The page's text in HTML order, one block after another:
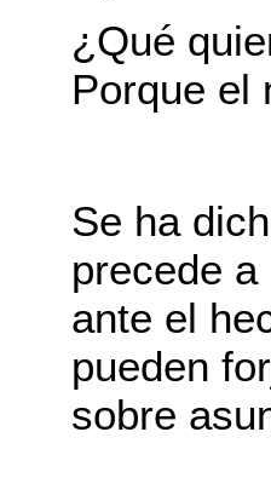
¿Qué
Porque el
Se ha
precede
ante el
pueden
sobre